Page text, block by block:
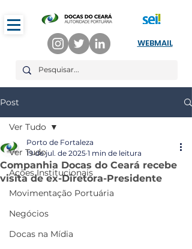
WEBMAIL
Post
Ver Tudo
Ações Institucionais
Movimentação Portuária
Negócios
Docas na Mídia
Ver Tudo
Companhia Docas do Ceará recebe
visita de ex-Diretora-Presidente
Porto de Fortaleza
19 de jul. de 2025 1 min de leitura